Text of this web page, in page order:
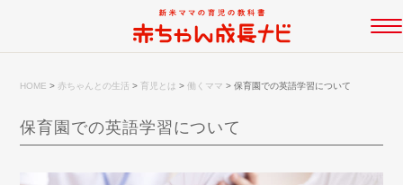
HOME > 赤ちゃんとの生活 >育児とは >働くママ >保育園での英語学習について
保育園での英語学習について